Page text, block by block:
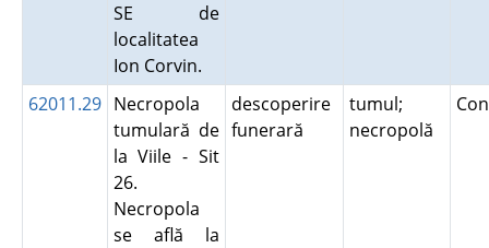
SE de
localitatea
Ion Corvin.
62011.29 Necropola
tumulară de
la Viile - Sit
26.
Necropola
se află la
descoperire
funerară
tumul;
necropolă